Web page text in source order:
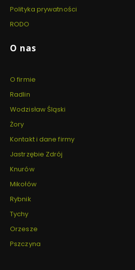
Polityka prywatności
RODO
O nas
O firmie
Radlin
Wodzisław Śląski
Żory
Kontakt i dane firmy
Jastrzębie Zdrój
Knurów
Mikołów
Rybnik
Tychy
Orzesze
Pszczyna